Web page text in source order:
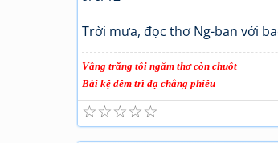
Trời mưa, đọc thơ Ng-ban với
Vầng trăng tối ngắm thơ còn chuốt
Bài kệ đêm trì dạ chẳng phiêu
☆
☆
☆
☆
☆